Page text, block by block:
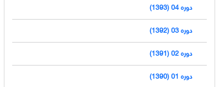
دوره 04 (1393)
دوره 03 (1392)
دوره 02 (1391)
دوره 01 (1390)